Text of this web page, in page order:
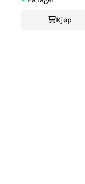
Kjøp